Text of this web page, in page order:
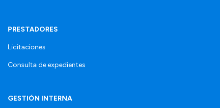
PRESTADORES
Licitaciones
Consulta de expedientes
GESTIÓN INTERNA